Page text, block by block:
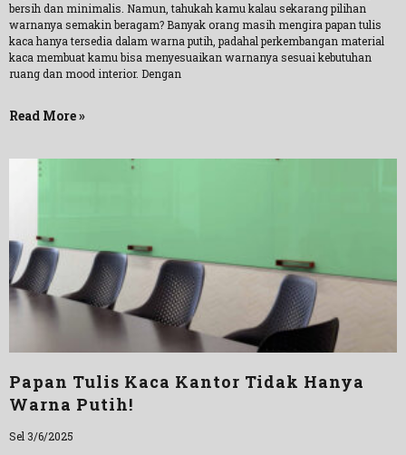
bersih dan minimalis. Namun, tahukah kamu kalau sekarang pilihan
warnanya semakin beragam? Banyak orang masih mengira papan tulis
kaca hanya tersedia dalam warna putih, padahal perkembangan material
kaca membuat kamu bisa menyesuaikan warnanya sesuai kebutuhan
ruang dan mood interior. Dengan
Read More »
Papan Tulis Kaca Kantor Tidak Hanya
Warna Putih!
Sel 3/6/2025